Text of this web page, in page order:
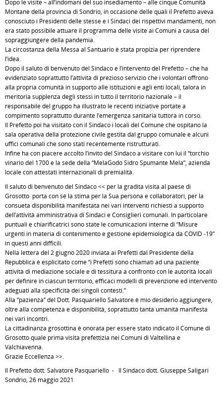
Dopo le visite – all’indomani del suo insediamento – alle cinque Comunità
Montane della provincia di Sondrio, in occasione delle quali il Prefetto aveva
conosciuto i Presidenti delle stesse e i Sindaci dei rispettivi mandamenti, non
era stato possibile attuare il programma delle visite ai Comuni a causa del
sopraggiungere della pandemia.
La circostanza della Messa al Santuario è stata propizia per riprendere
l’idea.
Dopo il saluto di benvenuto del Sindaco e l’intervento del Prefetto – che ha
evidenziato soprattutto l’attività di prezioso servizio che i volontari offrono
alla propria comunità in supporto alle istituzioni e agli enti locali, talora in
meritoria supplenza degli stessi in tutto il territorio nazionale – il
responsabile del gruppo ha illustrato le recenti iniziative portate a
compimento soprattutto durante l’emergenza sanitaria tuttora in corso.
Il Prefetto poi ha visitato con il Sindaco i locali del Comune che ospitano la
sala operativa della protezione civile gestita dal gruppo comunale e alcuni
uffici comunali che sono stati recentemente ristrutturati.
Infine ha con piacere accolto l’invito del Sindaco a visitare con lui il “torchio
vinario del 1700 e la sede della “MelaGodo Sidro Spumante Mela”, azienda
locale con attestati internazionali di premialità.
Il saluto di benvenuto del Sindaco << per la gradita visita al paese di
Grosotto porta con sé la stima per la Sua persona e collaboratori, per la
consueta disponibilità manifestata nei vari interventi richiesti a supporto
dell’attività amministrativa di Sindaci e Consiglieri comunali. In particolare
puntuali e chiarificatrici sono state le comunicazioni interne di “Misure
urgenti in materia di contenimento e gestione epidemiologica da COVID -19”
in questi anni difficili.
Nella lettera del 2 giugno 2020 inviata ai Prefetti dal Presidente della
Repubblica è esplicitato come “i Prefetti sono chiamati ad una paziente
attività di mediazione sociale e di tessitura a confronto con le autorità locali
per definire in ciascun territorio, efficaci modelli di prevenzione ed intervento
adeguati alla specificità dei singoli contesti.”
Alla “pazienza” del Dott. Pasquariello Salvatore è mio desiderio aggiungere,
oltre alla competenza e disponibilità, soprattutto tanta umanità manifesta
nei vari incontri.
La cittadinanza grosottina è onorata per essere stato indicato il Comune di
Grosotto quale prima visita prefettizia nei Comuni di Valtellina e
Valchiavenna.
Grazie Eccellenza >>.
Il Prefetto dott. Salvatore Pasquariello - Il Sindaco dott. Giuseppe Saligari
Sondrio, 26 maggio 2021